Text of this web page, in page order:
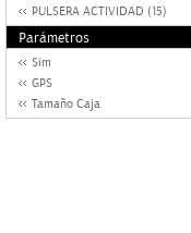
PULSERA ACTIVIDAD (15)
Parámetros
Sim
GPS
Tamaño Caja